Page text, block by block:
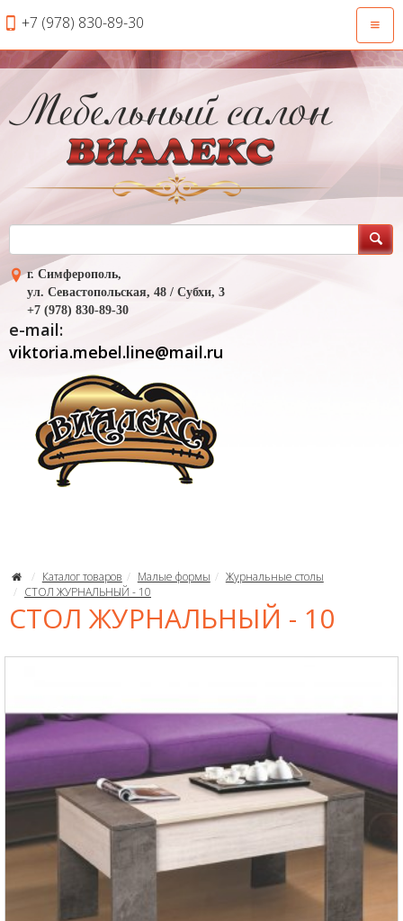
+7 (978) 830-89-30
г. Симферополь,
ул. Севастопольская, 48 / Субхи, 3
+7 (978) 830-89-30
e-mail:
viktoria.mebel.line@mail.ru
Каталог товаров Малые формы
Журнальные столы
СТОЛ ЖУРНАЛЬНЫЙ - 10
СТОЛ ЖУРНАЛЬНЫЙ - 10